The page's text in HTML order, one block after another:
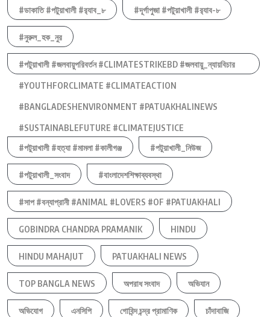
#ডাকাতি #পটুয়াখালী #র‍্যাব_৮
#দূর্গাপুজা #পটুয়াখালী #র‍্যাব-৮
#নুরুল_হক_নুর
#পটুয়াখালী #জলবায়ুপরিবর্তন #CLIMATESTRIKEBD #জলবায়ু_ন্যায়বিচার
#YOUTHFORCLIMATE #CLIMATEACTION
#BANGLADESHENVIRONMENT #PATUAKHALINEWS
#SUSTAINABLEFUTURE #CLIMATEJUSTICE
#পটুয়াখালী #হত্যা #মামলা #কালীগঞ্জ
#পটুয়াখালী_নিউজ
#পটুয়াখালী_সংবাদ #বাংলাদেশশিক্ষাব্যবস্থা
#সাপ #বন্যাপ্রানী #ANIMAL #LOVERS #OF #PATUAKHALI
GOBINDRA CHANDRA PRAMANIK HINDU
HINDU MAHAJUT PATUAKHALI NEWS
TOP BANGLA NEWS অপরাধ সংবাদ অভিযান
অভিযোগ এনসিপি গোবিন্দ চন্দ্র প্রামাণিক চাঁদাবাজি